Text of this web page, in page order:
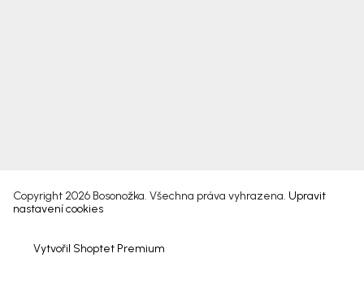
Vytvořil Shoptet Premium
Copyright 2026 Bosonožka. Všechna práva vyhrazena. Upravit
nastavení cookies